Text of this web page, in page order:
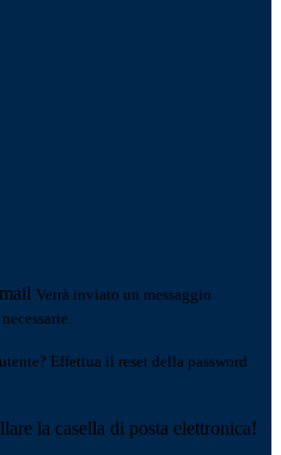
Verrà inviato un messaggio
Effettua il reset della password
la casella di posta elettronica!